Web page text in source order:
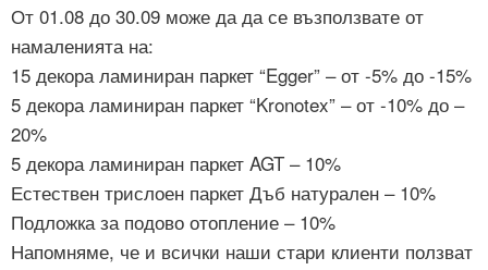
От 01.08 до 30.09 може да да се възползвате от
намаленията на:
15 декора ламиниран паркет “Egger” – от -5% до -15%
5 декора ламиниран паркет “Kronotex” – от -10% до –
20%
5 декора ламиниран паркет AGT – 10%
Естествен трислоен паркет Дъб натурален – 10%
Подложка за подово отопление – 10%
Напомняме, че и всички наши стари клиенти ползват